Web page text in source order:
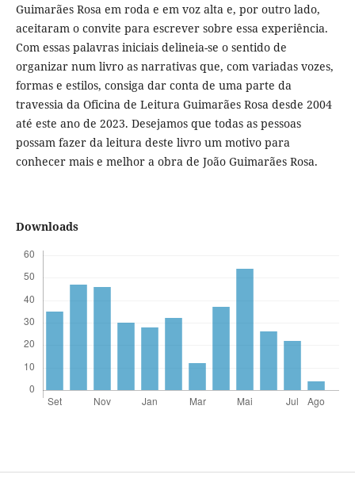
Guimarães Rosa em roda e em voz alta e, por outro lado,
aceitaram o convite para escrever sobre essa experiência.
Com essas palavras iniciais delineia-se o sentido de
organizar num livro as narrativas que, com variadas vozes,
formas e estilos, consiga dar conta de uma parte da
travessia da Oficina de Leitura Guimarães Rosa desde 2004
até este ano de 2023. Desejamos que todas as pessoas
possam fazer da leitura deste livro um motivo para
conhecer mais e melhor a obra de João Guimarães Rosa.
Downloads